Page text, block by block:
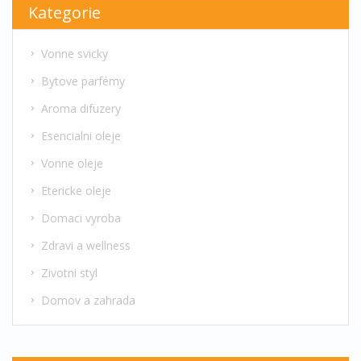
Kategorie
Vonne svicky
Bytove parfémy
Aroma difuzery
Esencialni oleje
Vonne oleje
Etericke oleje
Domaci vyroba
Zdravi a wellness
Zivotni styl
Domov a zahrada